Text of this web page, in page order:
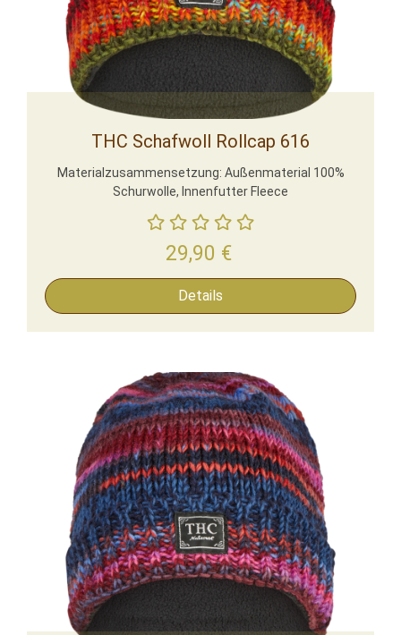
THC Schafwoll Rollcap 616
Materialzusammensetzung: Außenmaterial 100%
Schurwolle, Innenfutter Fleece
29,90 €
Details